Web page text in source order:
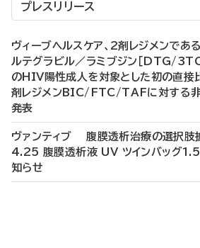
プレスリリース
ヴィーブヘルスケア、2剤レジメンであ
ルテグラビル／ラミブジン［DTG/3TC
のHIV陽性成人を対象とした初の直接
剤レジメンBIC/FTC/TAFに対する非
発表
ヴァンティブ 腹膜透析治療の選択肢
4.25 腹膜透析液 UV ツインバッグ
知らせ